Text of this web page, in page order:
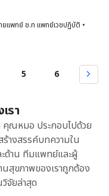
ยแพทย์ ช.ท แพทย์เวชปฏิบัติ •
5 6
รา
ณหมอ ประกอบไปด้วย
างสรรค์บทความใน
ะด้าน ทีมแพทย์และผู้
นสุขภาพของเราถูกต้อง
จัยล่าสุด